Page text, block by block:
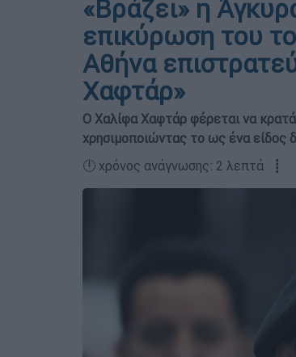
«Βράζει» η
επικύρωση του
Αθήνα
Χαφτάρ»
Ο Χαλίφα Χαφτάρ φέρεται να
χρησιμοποιώντας το ως ένα είδος
🕛 χρόνος ανάγνωσης: 2 λεπτά ┋